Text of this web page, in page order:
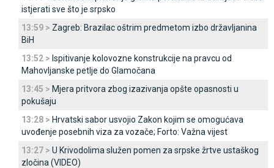
istjerati sve što je srpsko
13:59 > Zagreb: Brazilac oštrim predmetom izbo državljanina
BiH
13:52 > Ispitivanje kolovozne konstrukcije na pravcu od
Mahovljanske petlje do Glamočana
13:45 > Mjera pritvora zbog izazivanja opšte opasnosti u
pokušaju
13:28 > Hrvatski sabor usvojio Zakon kojim se omogućava
uvođenje posebnih viza za vozače; Forto: Važna vijest
13:27 > U Krivodolima služen pomen za srpske žrtve ustaškog
zločina (VIDEO)